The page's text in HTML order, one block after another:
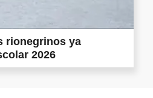
rionegrinos ya
2026